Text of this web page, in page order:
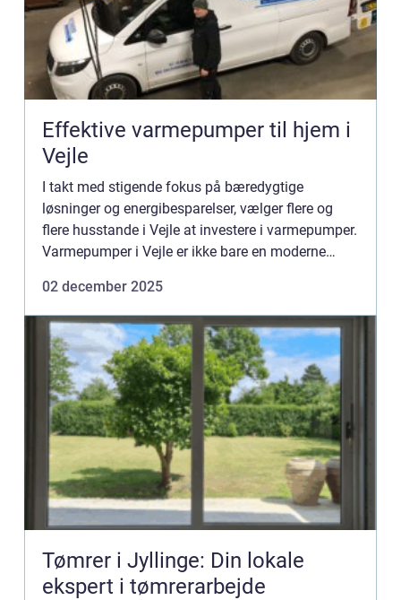
Effektive varmepumper til hjem i
Vejle
I takt med stigende fokus på bæredygtige
løsninger og energibesparelser, vælger flere og
flere husstande i Vejle at investere i varmepumper.
Varmepumper i Vejle er ikke bare en moderne
02 december 2025
Tømrer i Jyllinge: Din lokale
ekspert i tømrerarbejde